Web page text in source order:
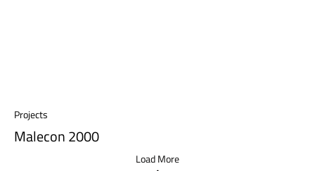
Projects
Malecon 2000
Load More